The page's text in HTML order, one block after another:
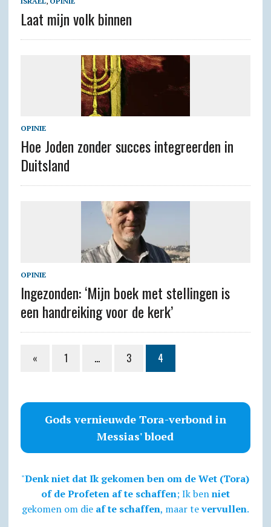
Laat mijn volk binnen
OPINIE
Hoe Joden zonder succes integreerden in
Duitsland
OPINIE
Ingezonden: ‘Mijn boek met stellingen is
een handreiking voor de kerk’
« 1 … 3 4
Gods vernieuwde Tora-verbond in
Messias' bloed
"Denk niet dat Ik gekomen ben om de Wet (Tora)
of de Profeten af te schaffen; Ik benniet
gekomen om die af te schaffen, maar tevervullen.